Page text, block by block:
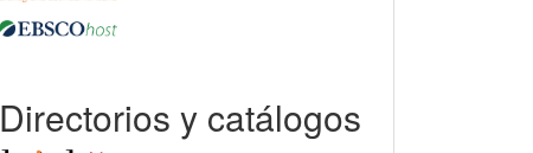
Directorios y catálogos